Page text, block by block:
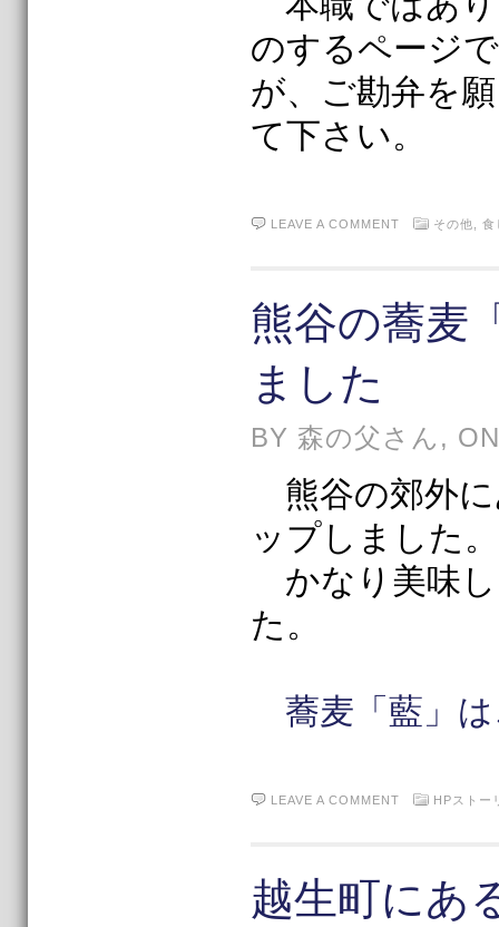
のするページ
が、ご勘弁を
て下さい。
LEAVE A COMMENT その他, 食
熊谷の蕎麦
ました
BY 森の父さん,
熊谷の郊外に
ップしました。
かなり美味
た。
蕎麦「藍」
LEAVE A COMMENT HPストー
越生町にあ